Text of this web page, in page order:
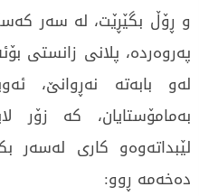
و ڕۆڵ بگێڕێت، لە سەر
پەروەردە، پلانی زانستی
لەو بابەتە نەڕوانێ‌،
بەمامۆستایان، كە زۆر
لێبداتەوەو كاری لەسەر
دەخەمە ڕوو: